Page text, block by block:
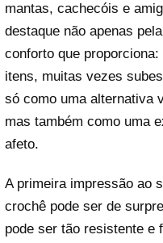
mantas, cachecóis e
destaque não apenas
conforto que
itens, muitas vezes
só como uma alternativa
mas também como uma
afeto.
A primeira impressão ao
crochê pode ser de
pode ser tão resistente e